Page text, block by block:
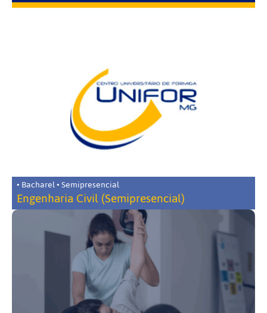
• Bacharel • Semipresencial
Engenharia Civil (Semipresencial)